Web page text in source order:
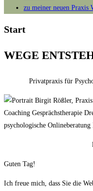
zu meiner neuen Praxis
Start
WEGE
Privatpraxis für
Guten Tag!
Ich freue mich, dass Sie die